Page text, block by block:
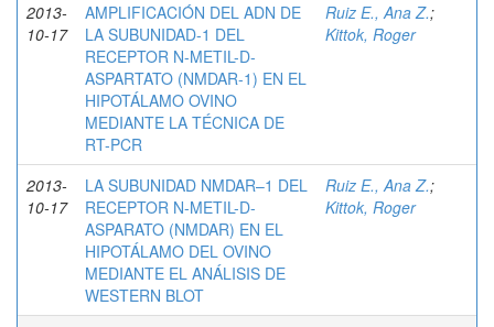
2013-
10-17
AMPLIFICACIÓN DEL ADN DE
LA SUBUNIDAD-1 DEL
RECEPTOR N-METIL-D-
ASPARTATO (NMDAR-1) EN EL
HIPOTÁLAMO OVINO
MEDIANTE LA TÉCNICA DE
RT-PCR
Ruiz E., Ana Z.;
Kittok, Roger
2013-
10-17
LA SUBUNIDAD NMDAR–1 DEL
RECEPTOR N-METIL-D-
ASPARATO (NMDAR) EN EL
HIPOTÁLAMO DEL OVINO
MEDIANTE EL ANÁLISIS DE
WESTERN BLOT
Ruiz E., Ana Z.;
Kittok, Roger